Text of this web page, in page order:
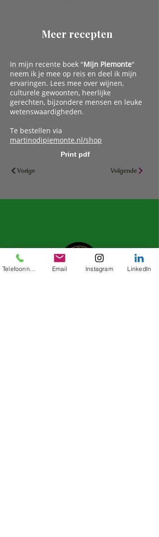
Meer recepten
In mijn recente boek "Mijn Piemonte"
neem ik je mee op reis en deel ik mijn
ervaringen. Lees mee over wijnen,
culturele gewoonten, heerlijke
gerechten, bijzondere mensen en leuke
wetenswaardigheden.
Te bestellen via
martinodipiemonte.nl/shop
Vorige
Print pdf
Volgende
Email Instagram LinkedIn